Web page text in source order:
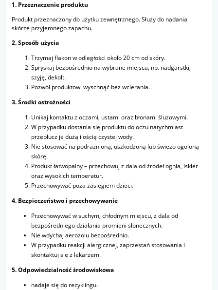
1. Przeznaczenie produktu
Produkt przeznaczony do użytku zewnętrznego. Służy do nadania
skórze przyjemnego zapachu.
2. Sposób użycia
Trzymaj flakon w odległości około 20 cm od skóry.
Spryskaj bezpośrednio na wybrane miejsca, np. nadgarstki,
szyję, dekolt.
Pozwól produktowi wyschnąć bez wcierania.
3. Środki ostrożności
Unikaj kontaktu z oczami, ustami oraz błonami śluzowymi.
W przypadku dostania się produktu do oczu natychmiast
przepłucz je dużą ilością czystej wody.
Nie stosować na podrażnioną, uszkodzoną lub świeżo ogoloną
skórę.
Produkt łatwopalny – przechowuj z dala od źródeł ognia, iskier
oraz wysokich temperatur.
Przechowywać poza zasięgiem dzieci.
4. Bezpieczeństwo i przechowywanie
Przechowywać w suchym, chłodnym miejscu, z dala od
bezpośredniego działania promieni słonecznych.
Nie wdychaj aerozolu bezpośrednio.
W przypadku reakcji alergicznej, zaprzestań stosowania i
skontaktuj się z lekarzem.
5. Odpowiedzialność środowiskowa
nadaje się do recyklingu.